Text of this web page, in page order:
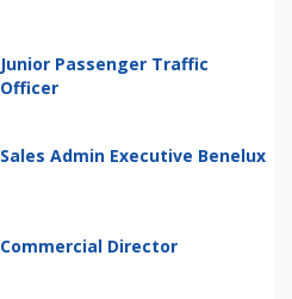
Junior Passenger Traffic
Officer
Sales Admin Executive Benelux
Commercial Director